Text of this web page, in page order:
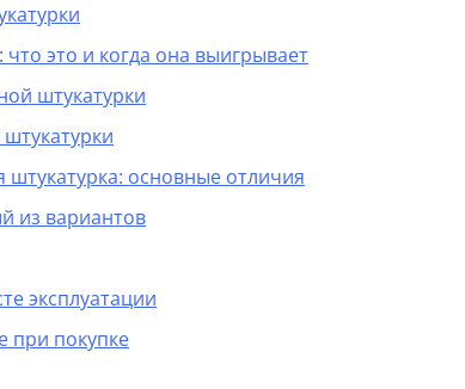
это и когда она выигрывает
штукатурки
штукатурка: основные отличия
из вариантов
эксплуатации
при покупке